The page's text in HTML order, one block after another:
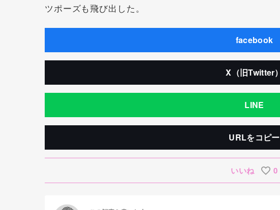
ツポーズも飛び出した。
facebook
X（旧Twitter）
LINE
URLをコピー
いいね 0